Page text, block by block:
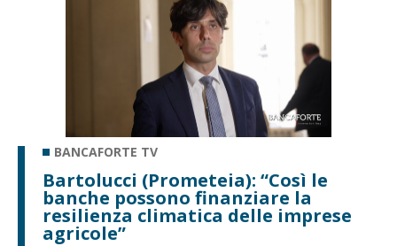
BANCAFORTE TV
Bartolucci (Prometeia): “Così le
banche possono finanziare la
resilienza climatica delle imprese
agricole”